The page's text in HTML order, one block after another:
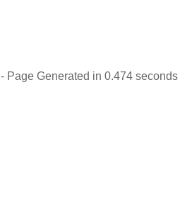
- Page Generated in 0.474 seconds